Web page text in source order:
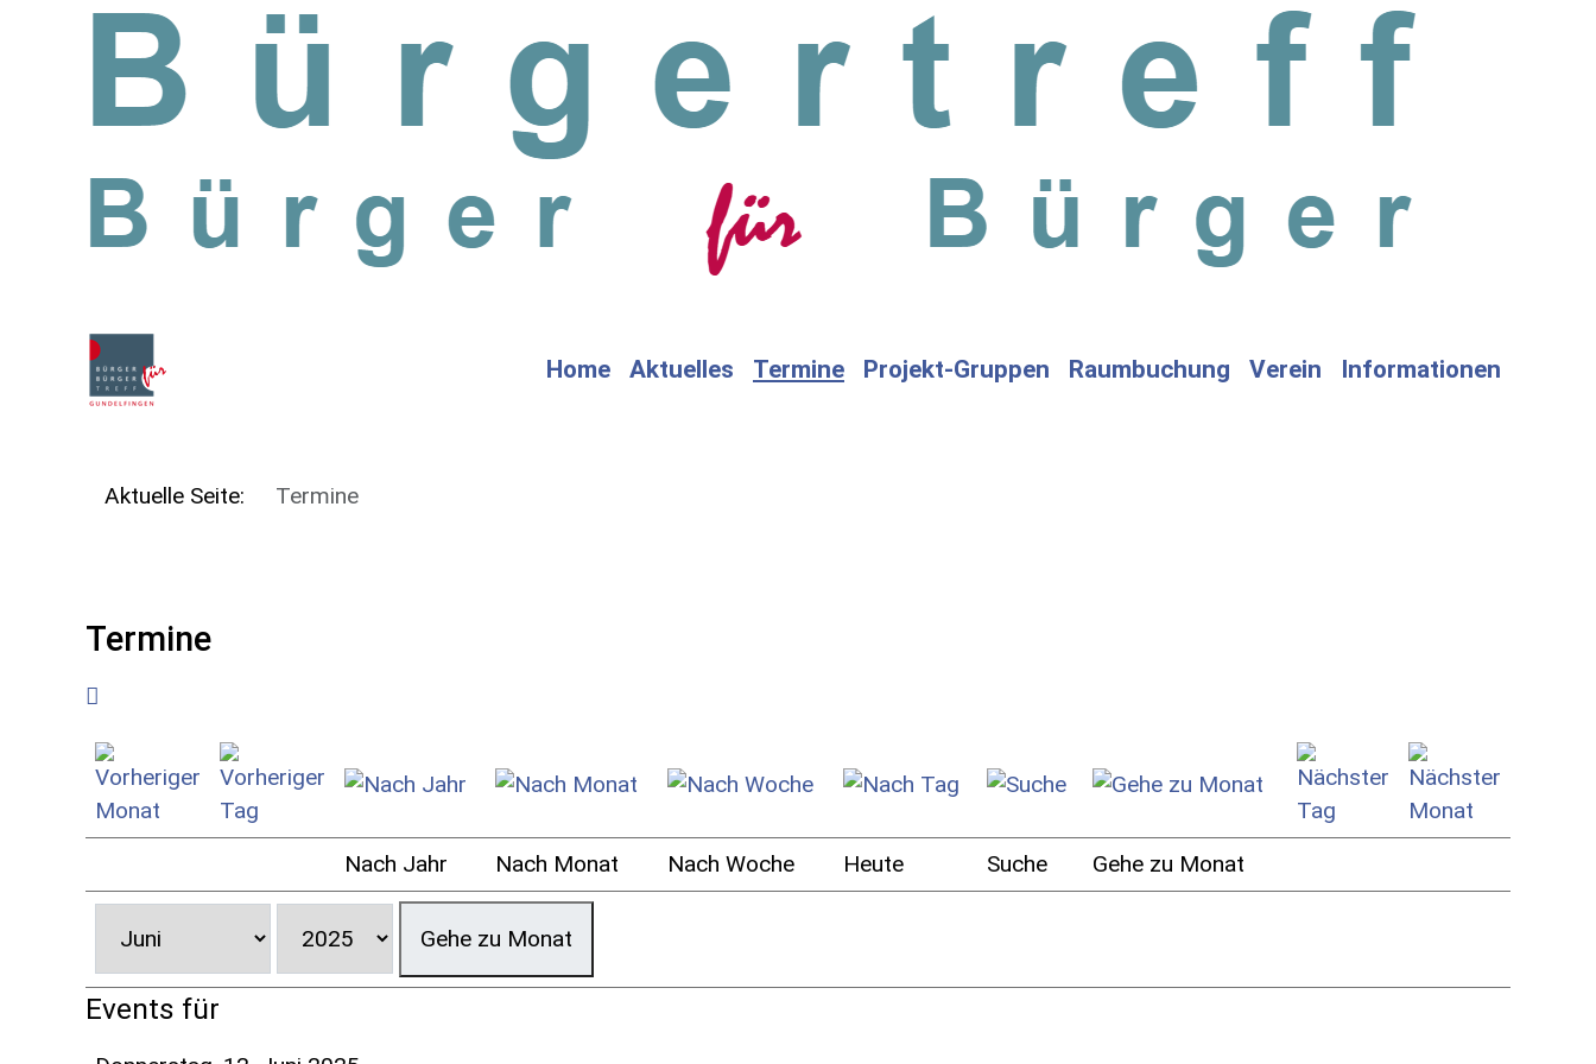
Home
Aktuelles Termine Projekt-Gruppen Raumbuchung Verein Informationen
Aktuelle Seite: Termine
Termine
Nach Jahr Nach Monat Nach Woche Heute Suche Gehe zu Monat
Gehe zu Monat
Events für